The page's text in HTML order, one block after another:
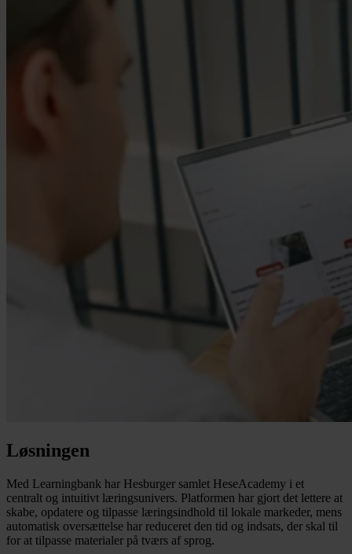
Løsningen
Med Learningbank har Hesburger samlet HeseAcademy i et
centralt og intuitivt læringsunivers. Platformen har gjort det lettere at
skabe, opdatere og tilpasse læringsindhold til lokale markeder, mens
automatisk oversættelse har reduceret den tid og indsats, der skal til
for at tilpasse materialer på tværs af sprog.